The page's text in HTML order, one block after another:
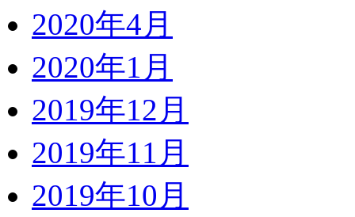
2020年4月
2020年1月
2019年12月
2019年11月
2019年10月